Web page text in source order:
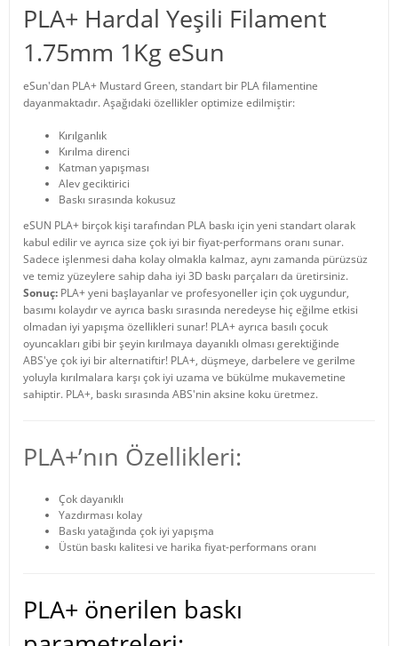
PLA+ Hardal Yeşili Filament
1.75mm 1Kg eSun
eSun'dan PLA+ Mustard Green, standart bir PLA filamentine
dayanmaktadır. Aşağıdaki özellikler optimize edilmiştir:
Kırılganlık
Kırılma direnci
Katman yapışması
Alev geciktirici
Baskı sırasında kokusuz
eSUN PLA+ birçok kişi tarafından PLA baskı için yeni standart olarak
kabul edilir ve ayrıca size çok iyi bir fiyat-performans oranı sunar.
Sadece işlenmesi daha kolay olmakla kalmaz, aynı zamanda pürüzsüz
ve temiz yüzeylere sahip daha iyi 3D baskı parçaları da üretirsiniz.
Sonuç: PLA+ yeni başlayanlar ve profesyoneller için çok uygundur,
basımı kolaydır ve ayrıca baskı sırasında neredeyse hiç eğilme etkisi
olmadan iyi yapışma özellikleri sunar! PLA+ ayrıca basılı çocuk
oyuncakları gibi bir şeyin kırılmaya dayanıklı olması gerektiğinde
ABS'ye çok iyi bir alternatiftir! PLA+, düşmeye, darbelere ve gerilme
yoluyla kırılmalara karşı çok iyi uzama ve bükülme mukavemetine
sahiptir. PLA+, baskı sırasında ABS'nin aksine koku üretmez.
PLA+’nın Özellikleri:
Çok dayanıklı
Yazdırması kolay
Baskı yatağında çok iyi yapışma
Üstün baskı kalitesi ve harika fiyat-performans oranı
PLA+ önerilen baskı